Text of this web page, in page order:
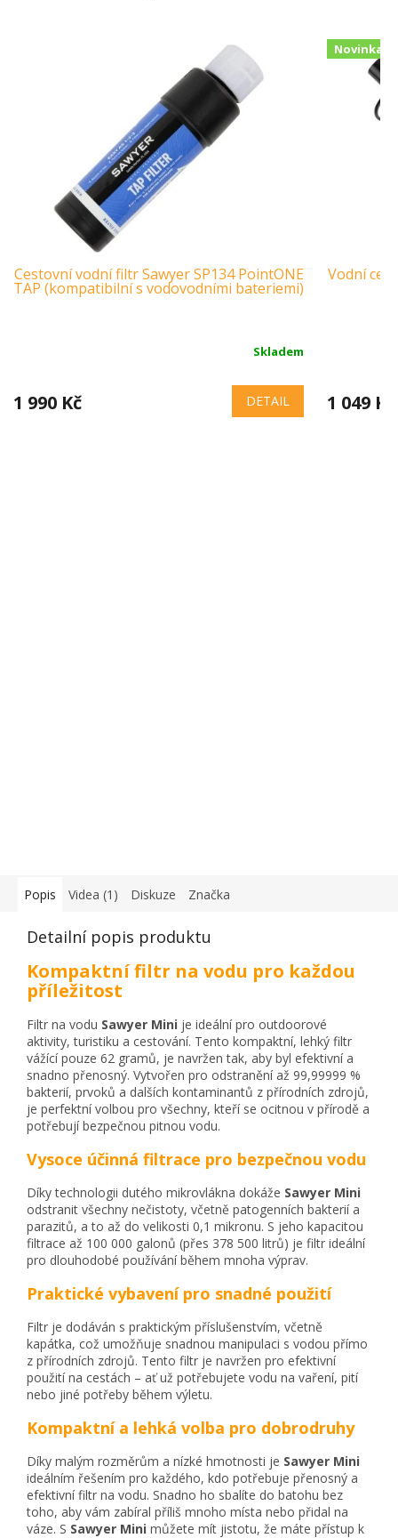
Cestovní vodní filtr Sawyer SP134 PointONE
TAP (kompatibilní s vodovodními bateriemi)
Skladem
1 990 Kč DETAIL
Novinka
Vodní
1 049 Kč
Popis Videa (1) Diskuze Značka
Detailní popis produktu
Kompaktní filtr na vodu pro každou
příležitost
Filtr na vodu Sawyer Mini je ideální pro outdoorové
aktivity, turistiku a cestování. Tento kompaktní, lehký filtr
vážící pouze 62 gramů, je navržen tak, aby byl efektivní a
snadno přenosný. Vytvořen pro odstranění až 99,99999 %
bakterií, prvoků a dalších kontaminantů z přírodních zdrojů,
je perfektní volbou pro všechny, kteří se ocitnou v přírodě a
potřebují bezpečnou pitnou vodu.
Vysoce účinná filtrace pro bezpečnou vodu
Díky technologii dutého mikrovlákna dokáže Sawyer Mini
odstranit všechny nečistoty, včetně patogenních bakterií a
parazitů, a to až do velikosti 0,1 mikronu. S jeho kapacitou
filtrace až 100 000 galonů (přes 378 500 litrů) je filtr ideální
pro dlouhodobé používání během mnoha výprav.
Praktické vybavení pro snadné použití
Filtr je dodáván s praktickým příslušenstvím, včetně
kapátka, což umožňuje snadnou manipulaci s vodou přímo
z přírodních zdrojů. Tento filtr je navržen pro efektivní
použití na cestách – ať už potřebujete vodu na vaření, pití
nebo jiné potřeby během výletu.
Kompaktní a lehká volba pro dobrodruhy
Díky malým rozměrům a nízké hmotnosti je Sawyer Mini
ideálním řešením pro každého, kdo potřebuje přenosný a
efektivní filtr na vodu. Snadno ho sbalíte do batohu bez
toho, aby vám zabíral příliš mnoho místa nebo přidal na
váze. S Sawyer Mini můžete mít jistotu, že máte přístup k